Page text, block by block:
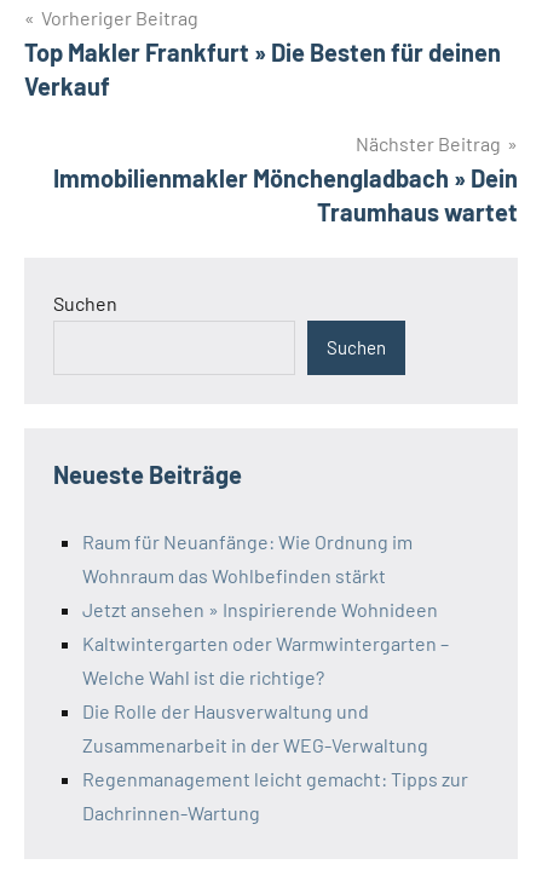
Beitragsnavigation
Vorheriger Beitrag
Top Makler Frankfurt » Die Besten für deinen
Verkauf
Nächster Beitrag
Immobilienmakler Mönchengladbach » Dein
Traumhaus wartet
Suchen
Suchen
Neueste Beiträge
Raum für Neuanfänge: Wie Ordnung im
Wohnraum das Wohlbefinden stärkt
Jetzt ansehen » Inspirierende Wohnideen
Kaltwintergarten oder Warmwintergarten –
Welche Wahl ist die richtige?
Die Rolle der Hausverwaltung und
Zusammenarbeit in der WEG-Verwaltung
Regenmanagement leicht gemacht: Tipps zur
Dachrinnen-Wartung